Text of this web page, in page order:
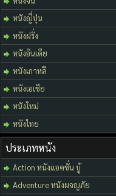
หนังญี่ปุ่น
หนังฝรั่ง
หนังอินเดีย
หนังเกาหลี
หนังเอเชีย
หนังใหม่
หนังไทย
ประเภทหนัง
Action หนังแอคชั่น บู้
Adventure หนังผจญภัย